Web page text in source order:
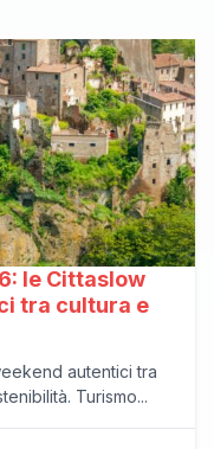
le Cittaslow
tra cultura e
autentici tra
Turismo...